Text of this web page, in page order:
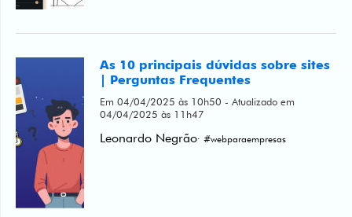
As 10 principais dúvidas sobre sites
| Perguntas Frequentes
Em 04/04/2025 às 10h50 - Atualizado em
04/04/2025 às 11h47
Leonardo Negrão· #webparaempresas